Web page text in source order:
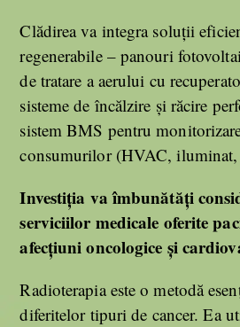
Clădirea va integra soluții
regenerabile – panouri
de tratare a aerului cu
sisteme de încălzire și răcire
sistem BMS pentru
consumurilor (HVAC,
Investiția va îmbunătăți
serviciilor medicale oferite
afecțiuni oncologice și
Radioterapia este o metodă
diferitelor tipuri de cancer. Ea